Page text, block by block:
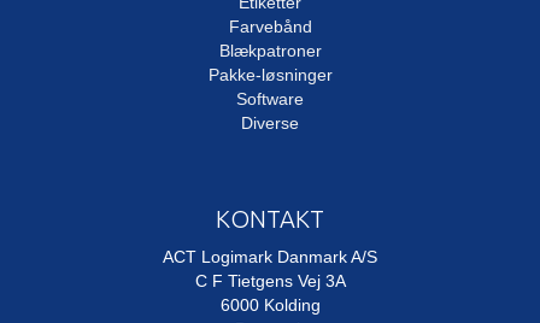
Farvebånd
Blækpatroner
Pakke-løsninger
Software
Diverse
KONTAKT
ACT Logimark Danmark A/S
C F Tietgens Vej 3A
6000 Kolding